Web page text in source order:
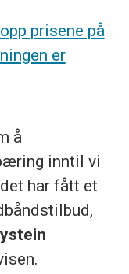
prisene på
er
å
inntil vi
har fått et